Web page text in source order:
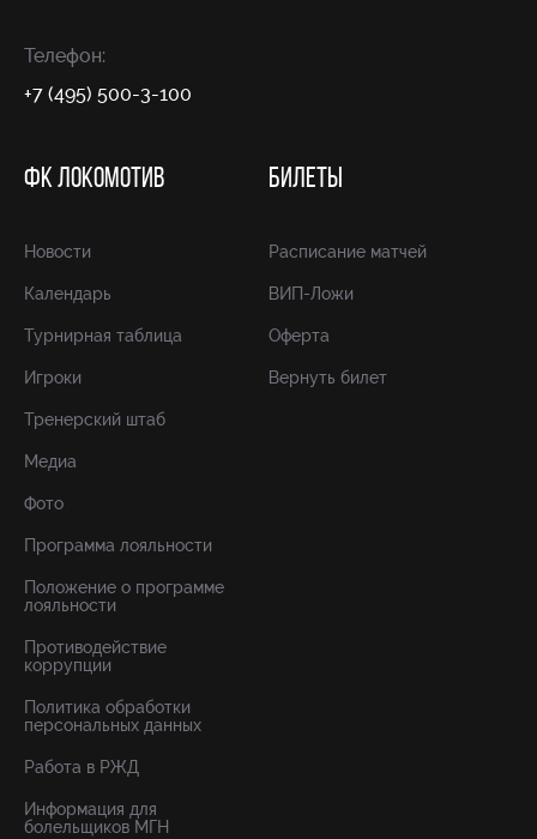
Телефон:
+7 (495) 500-3-100
ФК ЛОКОМОТИВ
Новости
Календарь
Турнирная таблица
Игроки
Тренерский штаб
Медиа
Фото
Программа лояльности
Положение о программе
лояльности
Противодействие
коррупции
Политика обработки
персональных данных
Работа в РЖД
Информация для
болельщиков МГН
БИЛЕТЫ
Расписание матчей
ВИП-Ложи
Оферта
Вернуть билет